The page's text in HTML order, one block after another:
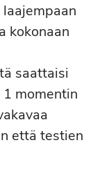
kokonaan
saattaisi
momentin
että testien